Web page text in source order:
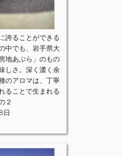
誇ることができる
中でも、岩手県大
地あぶら」のもの
しさ。深く濃く余
のアロマは、丁寧
ることで生まれる
２
日